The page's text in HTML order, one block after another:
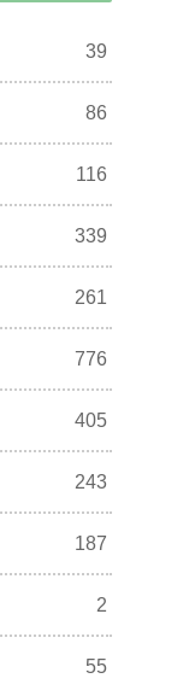
39
86
116
339
261
776
405
243
187
2
55